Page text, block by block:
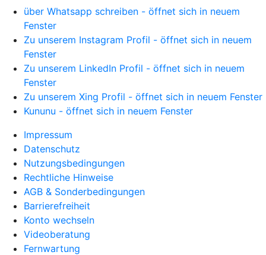
über Whatsapp schreiben - öffnet sich in neuem
Fenster
Zu unserem Instagram Profil - öffnet sich in neuem
Fenster
Zu unserem LinkedIn Profil - öffnet sich in neuem
Fenster
Zu unserem Xing Profil - öffnet sich in neuem Fenster
Kununu - öffnet sich in neuem Fenster
Impressum
Datenschutz
Nutzungsbedingungen
Rechtliche Hinweise
AGB & Sonderbedingungen
Barrierefreiheit
Konto wechseln
Videoberatung
Fernwartung